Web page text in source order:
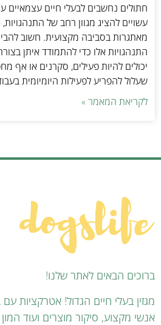
חתולים נחשבים לבעלי חיים עצמאיים
עשויים להציג מגוון רחב של
מאתגרות בסביבה מקצועית. חשוב
התנהגויות אלו כדי להתמודד איתן
יכולים להיות פעילים, סקרנים או אף
שעלול להפריע לפעילות היומיומית
לקריאת המאמר »
ברוכים הבאים לאתר שלנו!
מגזין בעלי חיים הגדול! אטרקציות
אנשי מקצוע, סיקור מוצרים ועוד